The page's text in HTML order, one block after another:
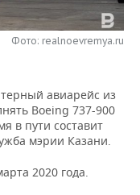
Фото: realnoevremya.ru
авиарейс из
Boeing 737-900
в пути составит
мэрии Казани.
2020 года.